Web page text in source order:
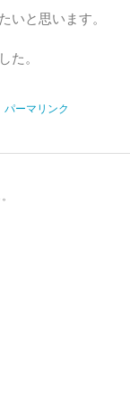
いと思います。
た。
パーマリンク